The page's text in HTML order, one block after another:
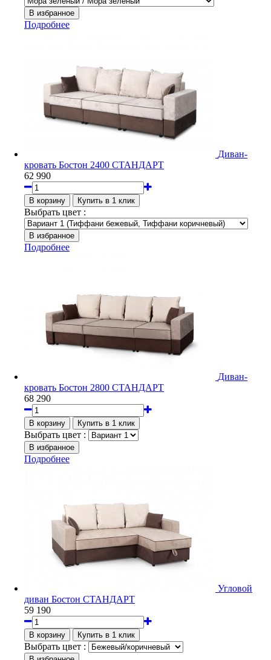
Подробнее
Диван-
кровать Бостон 2400 СТАНДАРТ
62 990
Выбрать цвет :
Подробнее
Диван-
кровать Бостон 2800 СТАНДАРТ
68 290
Выбрать цвет :
Подробнее
Угловой
диван Бостон СТАНДАРТ
59 190
Выбрать цвет :